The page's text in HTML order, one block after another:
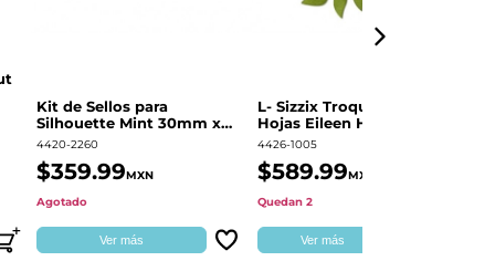
Kit de Sellos para
Silhouette Mint 30mm x
60mm
4420-2260
$359.99MXN
Agotado
Ver más
L- Sizzix Troquel Grueso
Hojas Eileen Hull | 661111
4426-1005
$589.99MXN
Quedan 2
Ver más